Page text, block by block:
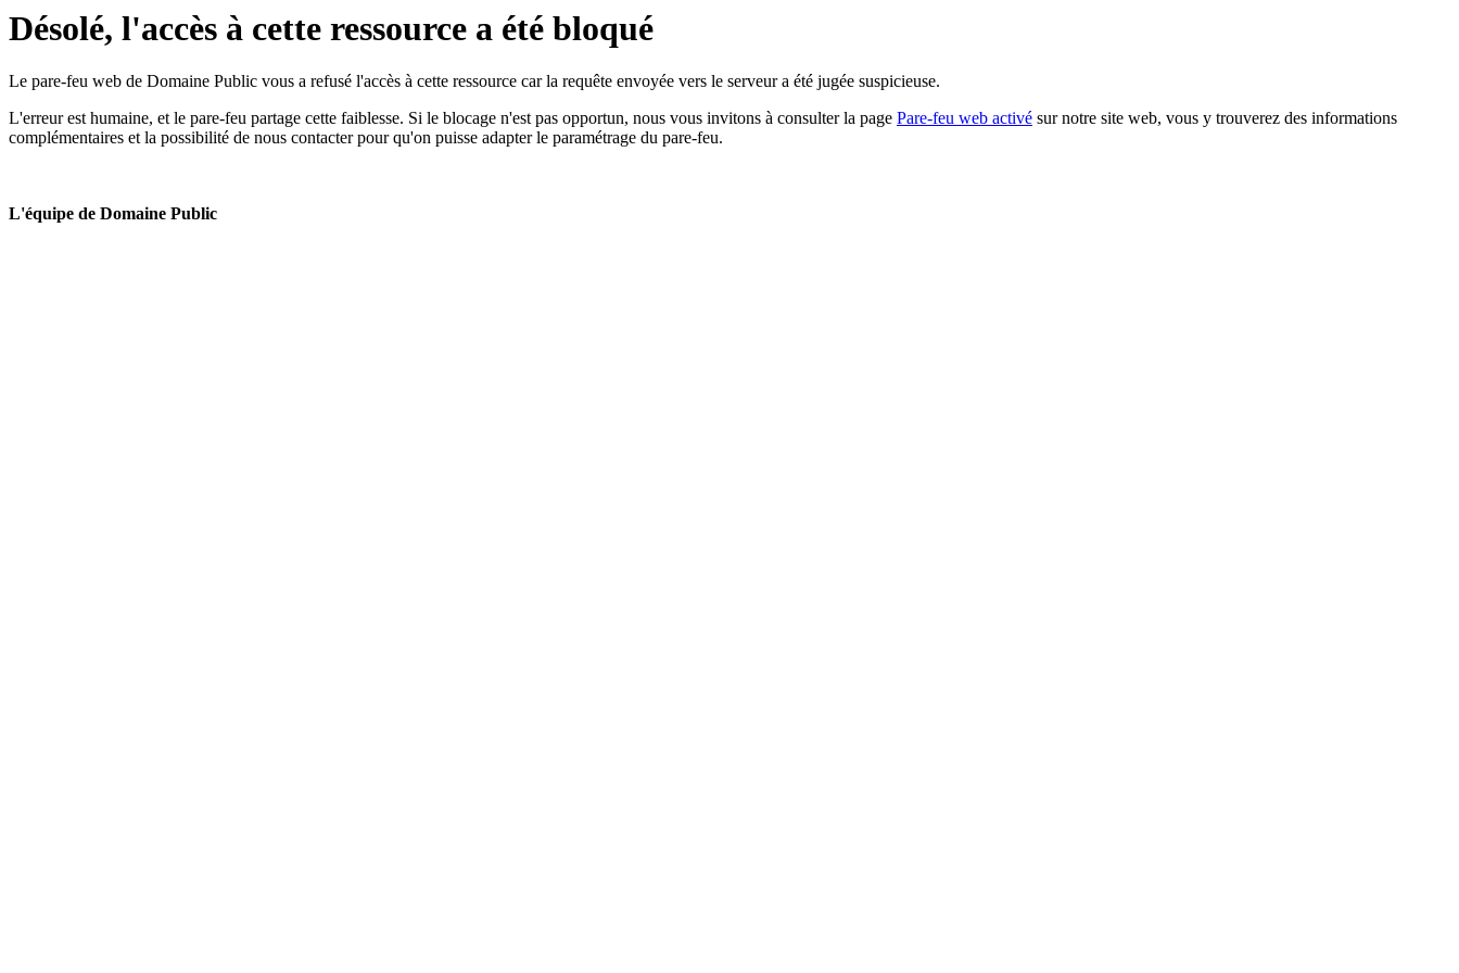
Désolé, l'accès à cette ressource a été bloqué
Le pare-feu web de Domaine Public vous a refusé l'accès à cette ressource car la requête envoyée vers le serveur a été jugée suspicieuse.
L'erreur est humaine, et le pare-feu partage cette faiblesse. Si le blocage n'est pas opportun, nous vous invitons à consulter la page Pare-feu web activé sur notre site web, vous y trouverez des informations
complémentaires et la possibilité de nous contacter pour qu'on puisse adapter le paramétrage du pare-feu.
L'équipe de Domaine Public